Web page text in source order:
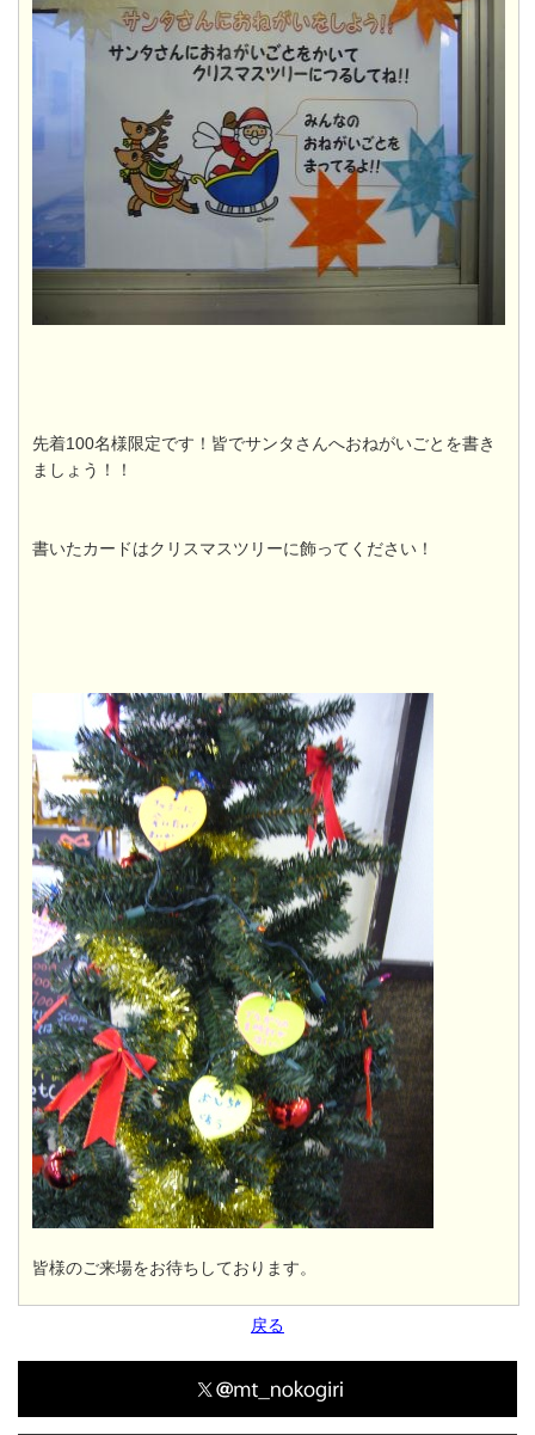
先着100名様限定です！ 皆でサンタさんへおねがいごとを書き
ましょう！！
書いたカードはクリスマスツリーに飾ってください！
皆様のご来場をお待ちしております。
戻る